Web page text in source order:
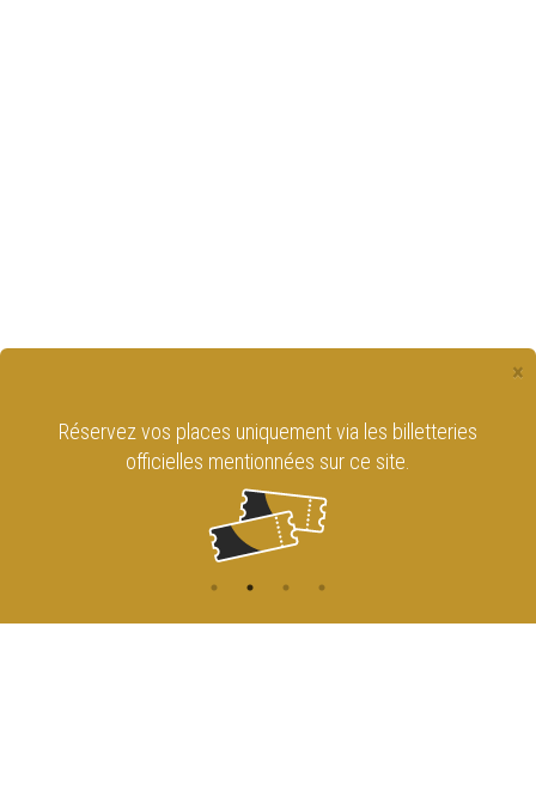
×
Réservez vos places uniquement via les billetteries
officielles mentionnées sur ce site.